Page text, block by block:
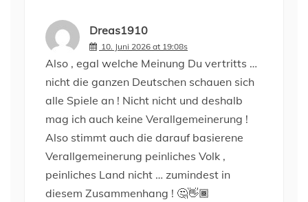
Dreas1910
10. Juni 2026 at 19:08s
Also , egal welche Meinung Du vertritts …
nicht die ganzen Deutschen schauen sich
alle Spiele an ! Nicht nicht und deshalb
mag ich auch keine Verallgemeinerung !
Also stimmt auch die darauf basierene
Verallgemeinerung peinliches Volk ,
peinliches Land nicht … zumindest in
diesem Zusammenhang ! 🤔👋🏾